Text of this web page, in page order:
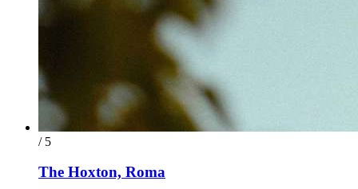
/ 5
The Hoxton, Roma